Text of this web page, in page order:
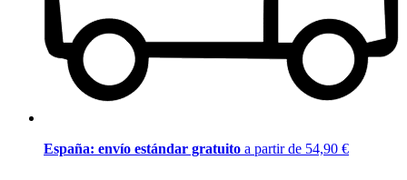
España: envío estándar gratuito a partir de 54,90 €